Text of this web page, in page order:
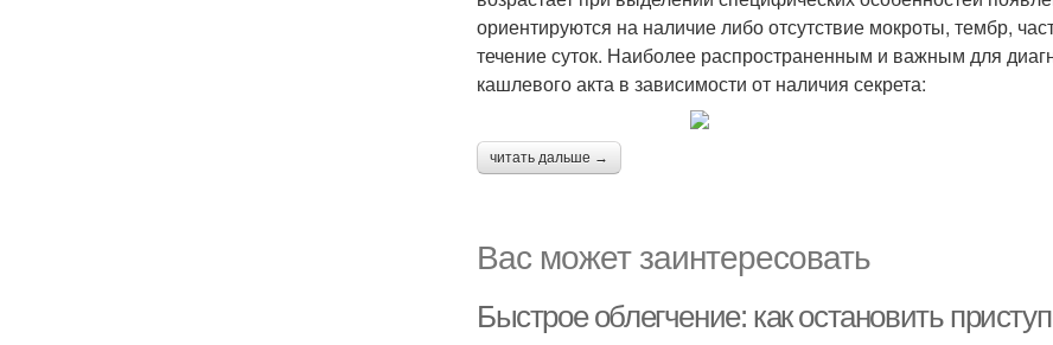
ориентируются на наличие либо отсутствие мокроты, тембр,
течение суток. Наиболее распространенным и важным для
кашлевого акта в зависимости от наличия секрета:
читать дальше →
Вас может заинтересовать
Быстрое облегчение: как остановить